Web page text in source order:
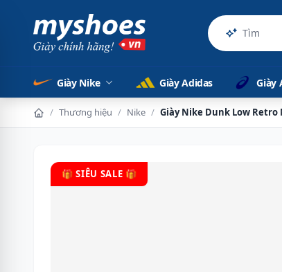
Sản phẩm ch
Giày Nike Giày Adidas Giày
/ Thương hiệu / Nike / Giày Nike Dunk Low Retro
🎁 SIÊU SALE 🎁